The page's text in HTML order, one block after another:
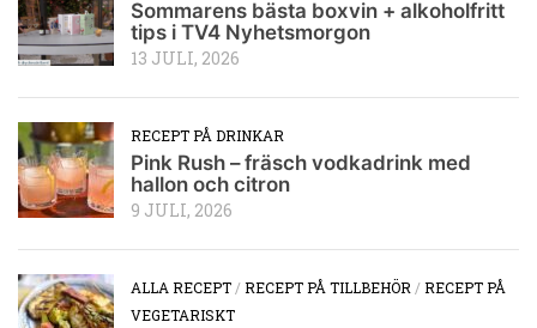
Sommarens bästa boxvin + alkoholfritt
tips i TV4 Nyhetsmorgon
13 JULI, 2026
RECEPT PÅ DRINKAR
Pink Rush – fräsch vodkadrink med
hallon och citron
9 JULI, 2026
ALLA RECEPT /RECEPT PÅ TILLBEHÖR /RECEPT PÅ
VEGETARISKT